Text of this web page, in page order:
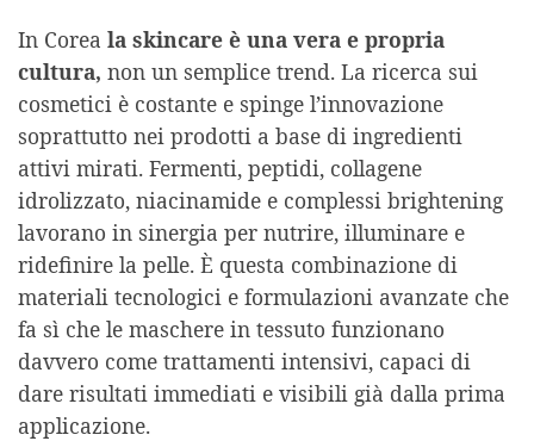
In Corea la skincare è una vera e propria
cultura, non un semplice trend. La ricerca sui
cosmetici è costante e spinge l’innovazione
soprattutto nei prodotti a base di ingredienti
attivi mirati. Fermenti, peptidi, collagene
idrolizzato, niacinamide e complessi brightening
lavorano in sinergia per nutrire, illuminare e
ridefinire la pelle. È questa combinazione di
materiali tecnologici e formulazioni avanzate che
fa sì che le maschere in tessuto funzionano
davvero come trattamenti intensivi, capaci di
dare risultati immediati e visibili già dalla prima
applicazione.